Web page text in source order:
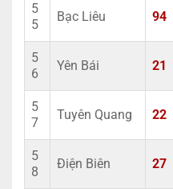
5
5
Bạc Liêu 94
5
6
Yên Bái 21
5
7
Tuyên Quang 22
5
8
Điện Biên 27